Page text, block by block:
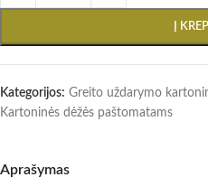
Į
Kategorijos: Greito uždarymo
Kartoninės dėžės paštomatams
Aprašymas